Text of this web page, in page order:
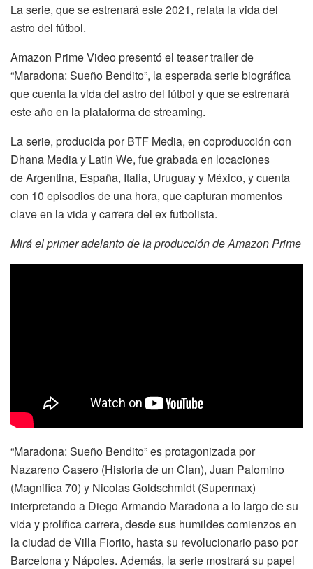
La serie, que se estrenará este 2021, relata la vida del
astro del fútbol.
Amazon Prime Video presentó el teaser trailer de
“Maradona: Sueño Bendito”, la esperada serie biográfica
que cuenta la vida del astro del fútbol y que se estrenará
este año en la plataforma de streaming.
La serie, producida por BTF Media, en coproducción con
Dhana Media y Latin We, fue grabada en locaciones
de Argentina, España, Italia, Uruguay y México, y cuenta
con 10 episodios de una hora, que capturan momentos
clave en la vida y carrera del ex futbolista.
Mirá el primer adelanto de la producción de Amazon Prime
“Maradona: Sueño Bendito” es protagonizada por
Nazareno Casero (Historia de un Clan), Juan Palomino
(Magnifica 70) y Nicolas Goldschmidt (Supermax)
interpretando a Diego Armando Maradona a lo largo de su
vida y prolífica carrera, desde sus humildes comienzos en
la ciudad de Villa Fiorito, hasta su revolucionario paso por
Barcelona y Nápoles. Además, la serie mostrará su papel